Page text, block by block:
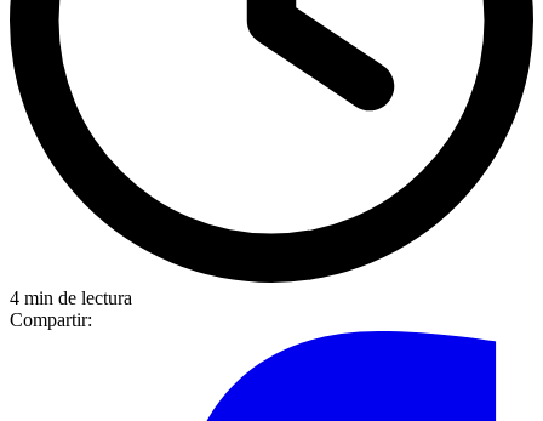
4 min de lectura
Compartir: